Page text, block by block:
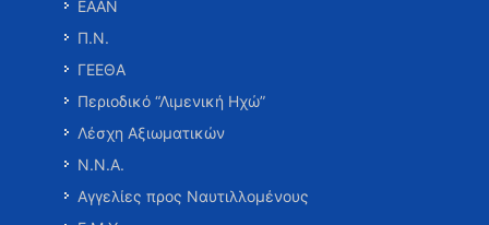
ΕΑΑΝ
Π.Ν.
ΓΕΕΘΑ
Περιοδικό “Λιμενική Ηχώ”
Λέσχη Αξιωματικών
Ν.Ν.Α.
Αγγελίες προς Ναυτιλλομένους